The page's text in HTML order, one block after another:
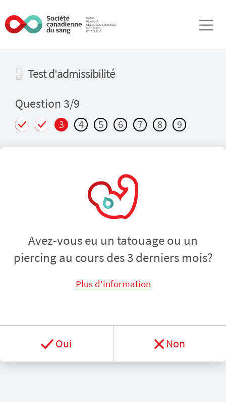
Test d'admissibilité
Question 3/9
3 4 5 6 7 8 9
Avez-vous eu un tatouage ou un
piercing au cours des 3 derniers mois?
Plus d'information
Oui Non